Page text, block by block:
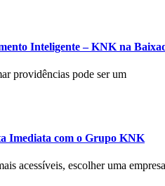
Inteligente – KNK na
providências pode ser um
Imediata com o Grupo KNK
acessíveis, escolher uma empresa